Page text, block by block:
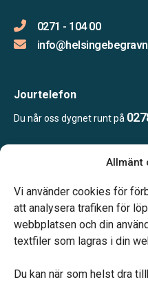
Allmänt
Vi använder cookies för
att analysera trafiken för
webbplatsen och din
textfiler som lagras i din
Du kan när som helst dra
0271 - 104 00
Jourtelefon
Du når oss dygnet runt på
Kontoret bemannas enligt